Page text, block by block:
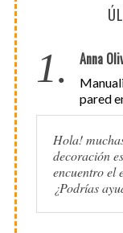
1. Anna
pared
Hola!
decoración
encuentro el
¿Podrías